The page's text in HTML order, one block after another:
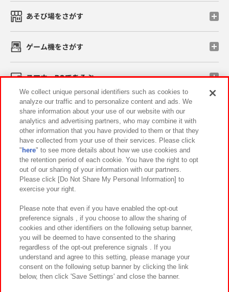
あそび場をさがす
ゲーム機をさがす
スマホ・PCであそぶ
イベント・キャンペーン
関連会社 サステナビリティ サイトポリシー
プライバシーポリシー ウェブアクセシビリティ方針と検証結果
お取引先さまとともに
カスタマーハラスメント対応方針 よくあるご質問・お問い合わせ
©Bandai Namco Amusement Inc.
We collect unique personal identifiers such as cookies to
analyze our traffic and to personalize content and ads. We
share information about your use of our website with our
analytics and advertising partners, who may combine it with
other information that you have provided to them or that they
have collected from your use of their services. Please click
" here" to see more details about how we use cookies and
the retention period of each cookie. You have the right to opt
out of our sharing of your information with our partners.
Please click [Do Not Share My Personal Information] to
exercise your right.
Please note that even if you have enabled the opt-out
preference signals , if you choose to allow the sharing of
cookies and other identifiers on the following setup banner,
you will be deemed to have consented to the sharing
regardless of the opt-out preference signals . If you
understand and agree to this setting, please manage your
consent on the following setup banner by clicking the link
below, then click 'Save Settings' and close the banner.